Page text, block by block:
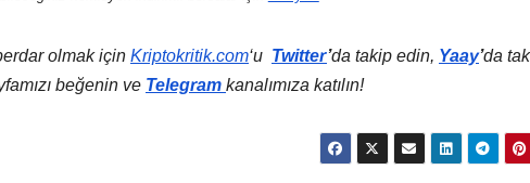
olmak için Kriptokritik.com‘u Twitter’da takip edin, Yaay’da
beğenin ve Telegram kanalımıza katılın!